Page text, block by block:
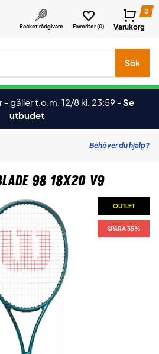
Racket rådgivare Favoriter (0)
0
Varukorg
märken osv.
Sök
-gäller t.o.m. 12/8 kl. 23:59 -Se
utbudet
Behöver du hjälp?
98 18x20 V9
OUTLET
SPARA 35%
OUTLET
SPARA 35%
OUTLET
SPARA 35%
OUTLET
SPARA 35%
OUTLET
SPARA 35%
OUTLET
SPARA 35%